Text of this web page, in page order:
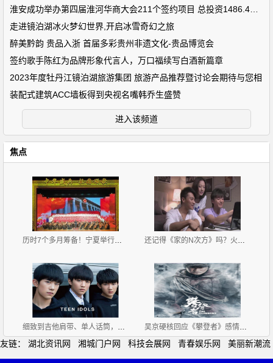
走进镜泊湖冰火梦幻世界,开启冰雪奇幻之旅
醉美黔韵 贵品入浙 首届多彩贵州非遗文化-贵品博览会
签约歌手陈红为品牌形象代言人，万口福续写白酒新篇章
2023年度牡丹江镜泊湖旅游集团 旅游产品推荐暨讨论会期待与您相
装配式建筑ACC墙板得到央视名嘴韩乔生盛赞
进入该频道
焦点
历时7个多月筹备！宁夏举行庆祝中华人民共和国成立70 还记得《家的N次方》吗？火了配角，主角却没火，男主
细致到吉他肩带、单人话筒，TFBOYS三小只舞台用的东西 吴京硬核回应《攀登者》感情戏质疑，他高情商调侃获好
友链： 湖北资讯网 湘城门户网 科技会展网 青春娱乐网 美丽新潮流